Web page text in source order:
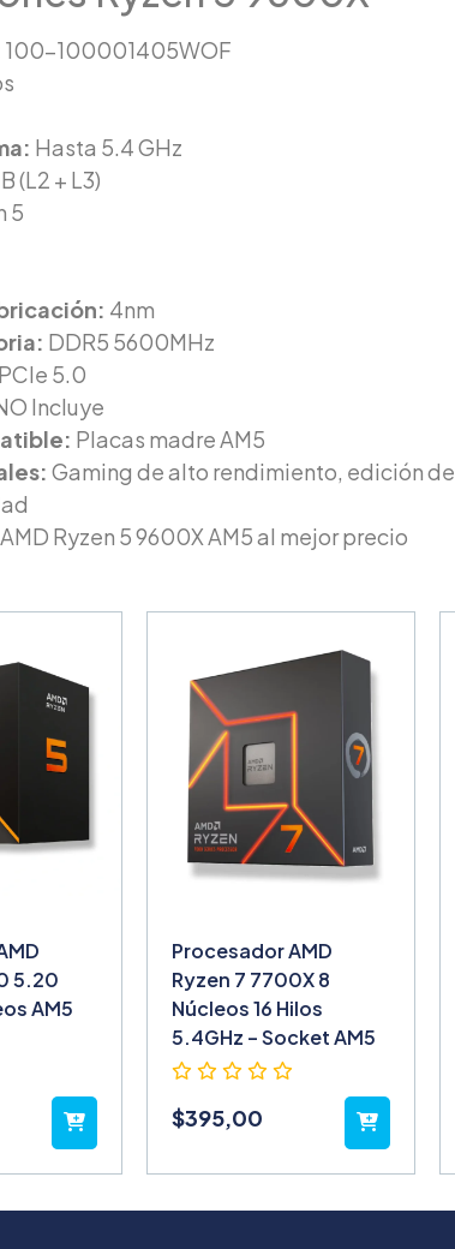
100-100001405WOF
Hasta 5.4 GHz
(L2 + L3)
5
4nm
DDR5 5600MHz
PCIe 5.0
Incluye
Placas madre AM5
Gaming de alto rendimiento, edición de
Ryzen 5 9600X AM5 al mejor precio
5.20
AM5
Procesador AMD
Ryzen 7 7700X 8
Núcleos 16 Hilos
5.4GHz – Socket AM5
$395,00